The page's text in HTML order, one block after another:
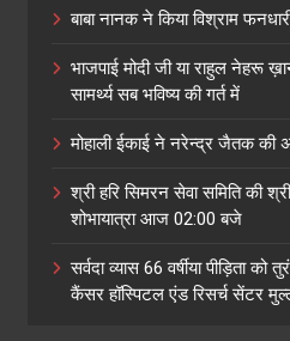
बाबा नानक ने किया विश्राम
भाजपाई मोदी जी या राहुल नेहरू
सामर्थ्य सब भविष्य की गर्त में
मोहाली ईकाई ने नरेन्द्र जैतक की
श्री हरि सिमरन सेवा समिति की
शोभायात्रा आज 02:00 बजे
सर्वदा व्यास 66 वर्षीया पीड़िता
कैंसर हॉस्पिटल एंड रिसर्च सेंटर